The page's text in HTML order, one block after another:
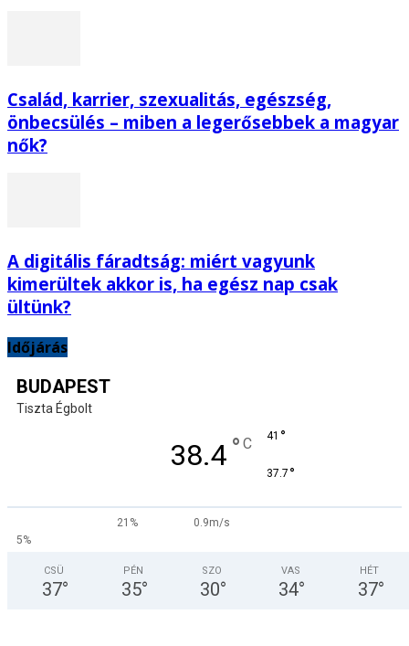
Család, karrier, szexualitás, egészség,
önbecsülés – miben a legerősebbek a magyar
nők?
A digitális fáradtság: miért vagyunk
kimerültek akkor is, ha egész nap csak
ültünk?
Időjárás
BUDAPEST
Tiszta Égbolt
38.4 ° C 41 °
37.7 °
21%
0.9m/s
5%
CSÜ
37°
PÉN
35°
SZO
30°
VAS
34°
HÉT
37°